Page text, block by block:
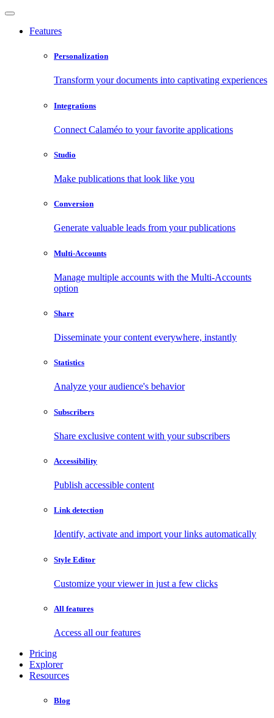
Features
Personalization
Transform your documents into captivating experiences
Integrations
Connect Calaméo to your favorite applications
Studio
Make publications that look like you
Conversion
Generate valuable leads from your publications
Multi-Accounts
Manage multiple accounts with the Multi-Accounts
option
Share
Disseminate your content everywhere, instantly
Statistics
Analyze your audience's behavior
Subscribers
Share exclusive content with your subscribers
Accessibility
Publish accessible content
Link detection
Identify, activate and import your links automatically
Style Editor
Customize your viewer in just a few clicks
All features
Access all our features
Pricing
Explorer
Resources
Blog